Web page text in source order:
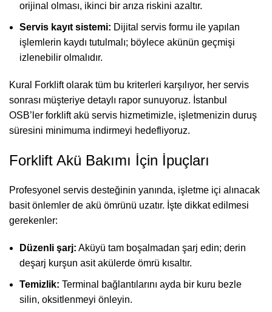
orijinal olması, ikinci bir arıza riskini azaltır.
Servis kayıt sistemi: Dijital servis formu ile yapılan
işlemlerin kaydı tutulmalı; böylece akünün geçmişi
izlenebilir olmalıdır.
Kural Forklift olarak tüm bu kriterleri karşılıyor, her servis
sonrası müşteriye detaylı rapor sunuyoruz. İstanbul
OSB’ler forklift akü servis hizmetimizle, işletmenizin duruş
süresini minimuma indirmeyi hedefliyoruz.
Forklift Akü Bakımı İçin İpuçları
Profesyonel servis desteğinin yanında, işletme içi alınacak
basit önlemler de akü ömrünü uzatır. İşte dikkat edilmesi
gerekenler:
Düzenli şarj: Aküyü tam boşalmadan şarj edin; derin
deşarj kurşun asit akülerde ömrü kısaltır.
Temizlik: Terminal bağlantılarını ayda bir kuru bezle
silin, oksitlenmeyi önleyin.